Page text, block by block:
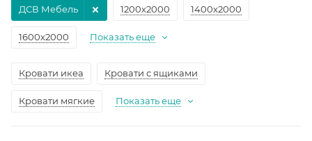
1200х2000 1400х2000
1600х2000
ДСВ Мебель
Показать еще
Кровати икеа Кровати с ящиками
Кровати мягкие Показать еще